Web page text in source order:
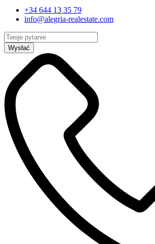
+34 644 13 35 79
info@alegria-realestate.com